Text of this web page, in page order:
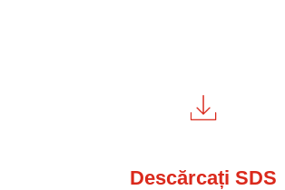
Descărcați SDS